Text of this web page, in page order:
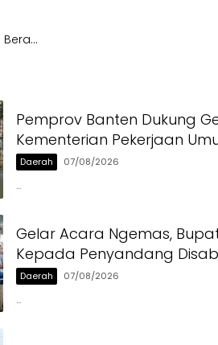
Berat
Pemprov Banten Dukung
Kementerian Pekerjaan
Daerah 07/08/2026
…
Gelar Acara Ngemas,
Kepada Penyandang
Daerah 07/08/2026
…